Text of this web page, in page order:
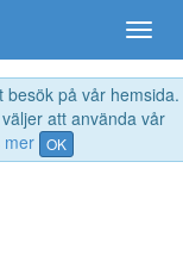
på vår hemsida.
att använda vår
mer OK